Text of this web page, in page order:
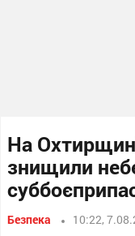
На
знищили
Безпека 10:22,